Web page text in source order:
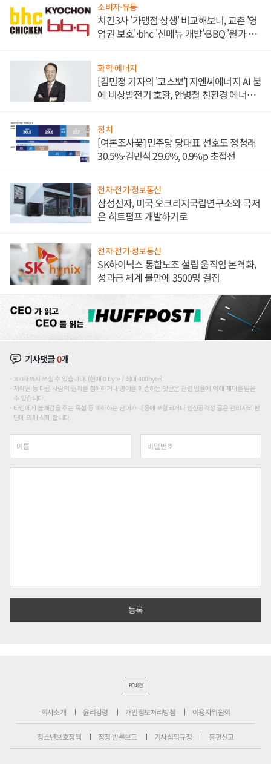
소비자·유통
치킨3사 '가맹점 상생' 비교해보니, 교촌 '영
업권 보호'·bhc '신메뉴 개발'·BBQ '원가 부
화학·에너지
[김민정 기자의 '코스뽀'] 지엔씨에너지 AI 붐
에 비상발전기 호황, 안병철 친환경 에너지
정치
[여론조사꽃] 민주당 당대표 선호도 정청래
30.5%·김민석 29.6%, 0.9%p 초접전
전자·전기·정보통신
삼성전자, 미국 오크리지국립연구소와 극저
온 히트펌프 개발하기로
전자·전기·정보통신
SK하이닉스 통합노조 설립 움직임 본격화,
성과급 체계 불만에 3500명 결집
기사댓글0개
200자까지 쓰실 수 있습니다. (현재 0 byte / 최대 400byte)
저작권 등 다른 사람의 권리를 침해하거나 명예를 훼손하는 댓글은 관련 법률에 의해 제재를 받을
수 있습니다.
타인에게 불쾌감을 주는 욕설 등 비하하는 단어가 내용에 포함되거나 인신공격성 글은 관리자의 판
단에 의해 삭제 합니다.
PC버전
회사소개 윤리강령 개인정보처리방침 이용자위원회
청소년보호정책 정정·반론보도 기사심의규정 불편신고